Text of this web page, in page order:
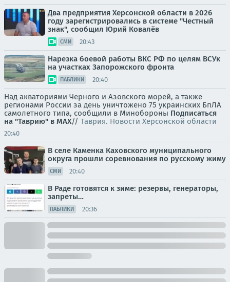
Два предприятия Херсонской области в 2026
году зарегистрировались в системе "Честный
знак", сообщил Юрий Ковалёв
СМИ 20:43
Нарезка боевой работы ВКС РФ по целям ВСУк
на участках Запорожского фронта
ПАБЛИКИ 20:40
Над акваториями Черного и Азовского морей, а также
регионами России за день уничтожено 75 украинских БпЛА
самолетного типа, сообщили в Минобороны Подписаться
на "Таврию" в MAX// Таврия. Новости Херсонской области
20:40
В селе Каменка Каховского муниципального
округа прошли соревнования по русскому жиму
СМИ 20:40
В Раде готовятся к зиме: резервы, генераторы,
запреты…
ПАБЛИКИ 20:36